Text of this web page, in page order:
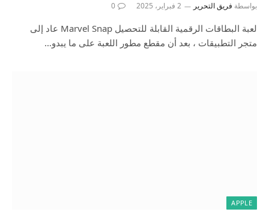
بواسطة فريق التحرير 2 فبراير، 2025 0
لعبة البطاقات الرقمية القابلة للتحصيل Marvel Snap عاد إلى
متجر التطبيقات ، بعد أن مقطع مطور اللعبة على ما يبدو…
APPLE